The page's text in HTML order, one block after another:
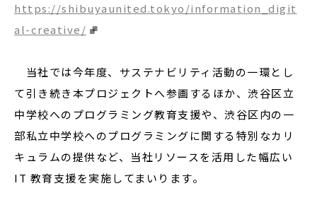
https://shibuyaunited.tokyo/information_digit
al-creative/
当社では今年度、サステナビリティ活動の一環とし
て引き続き本プロジェクトへ参画するほか、渋谷区立
中学校へのプログラミング教育支援や、渋谷区内の一
部私立中学校へのプログラミングに関する特別なカリ
キュラムの提供など、当社リソースを活用した幅広い
IT 教育支援を実施してまいります。